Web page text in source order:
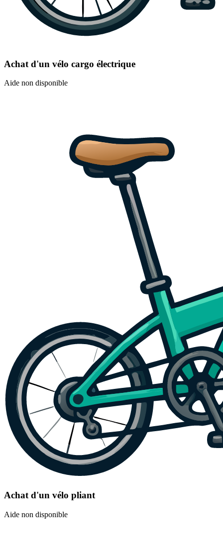
Achat d'un vélo cargo électrique
Aide non disponible
Achat d'un vélo pliant
Aide non disponible